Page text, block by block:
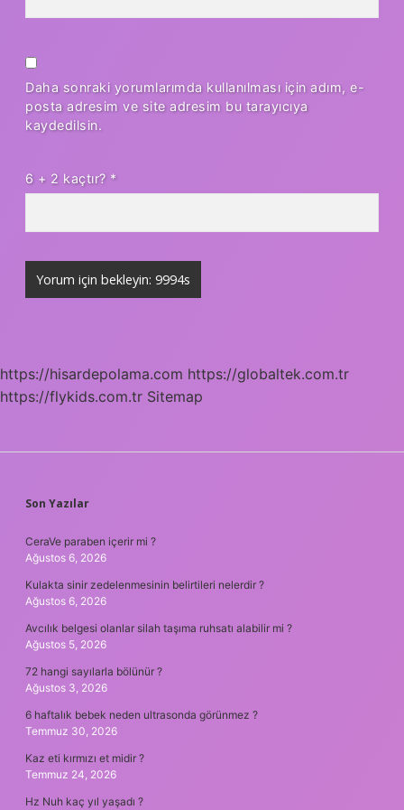
Daha sonraki yorumlarımda kullanılması için adım, e-
posta adresim ve site adresim bu tarayıcıya
kaydedilsin.
6 + 2 kaçtır? *
https://hisardepolama.com https://globaltek.com.tr
https://flykids.com.tr Sitemap
SIDEBAR
Son Yazılar
CeraVe paraben içerir mi ?
Ağustos 6, 2026
Kulakta sinir zedelenmesinin belirtileri nelerdir ?
Ağustos 6, 2026
Avcılık belgesi olanlar silah taşıma ruhsatı alabilir mi ?
Ağustos 5, 2026
72 hangi sayılarla bölünür ?
Ağustos 3, 2026
6 haftalık bebek neden ultrasonda görünmez ?
Temmuz 30, 2026
Kaz eti kırmızı et midir ?
Temmuz 24, 2026
Hz Nuh kaç yıl yaşadı ?